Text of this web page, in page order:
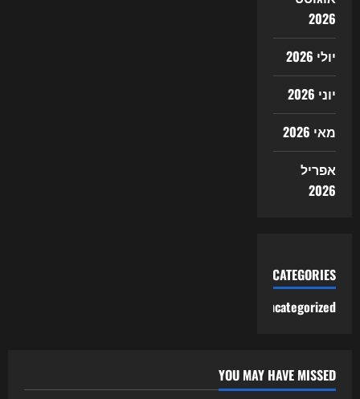
2026
יולי 2026
יוני 2026
מאי 2026
אפריל
2026
CATEGORIES
Uncategorized
YOU MAY HAVE MISSED
Uncategorized